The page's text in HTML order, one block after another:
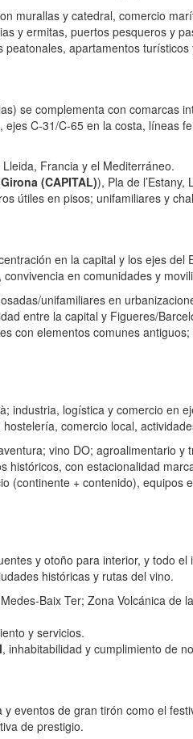
murallas y catedral, comercio
y ermitas, puertos pesqueros y
apartamentos
se complementa con comarcas
C‑31/C‑65 en la costa,
Francia y el Mediterráneo.
Girona (CAPITAL)), Pla de l’Estany,
útiles en pisos; unifamiliares y
en la capital y los ejes
en comunidades y
unifamiliares en
entre la capital y Figueres/
con elementos comunes
logística y comercio en
comercio local,
vino DO; agroalimentario
históricos, con estacionalidad
(continente + contenido), equipos
y otoño para interior, y todo
históricas y rutas del vino.
Ter; Zona Volcánica de
y servicios.
, inhabitabilidad y cumplimiento de
eventos de gran tirón como el
de prestigio.